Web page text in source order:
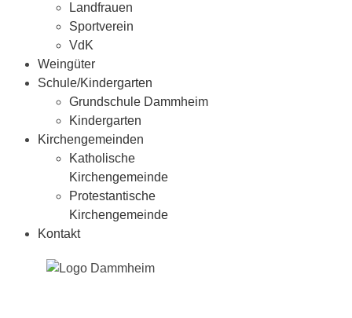
Landfrauen
Sportverein
VdK
Weingüter
Schule/Kindergarten
Grundschule Dammheim
Kindergarten
Kirchengemeinden
Katholische
Kirchengemeinde
Protestantische
Kirchengemeinde
Kontakt